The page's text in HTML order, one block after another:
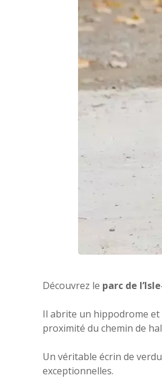
Découvrez le parc de
Il abrite un hippodrome et
proximité du chemin de
Un véritable écrin de
exceptionnelles.